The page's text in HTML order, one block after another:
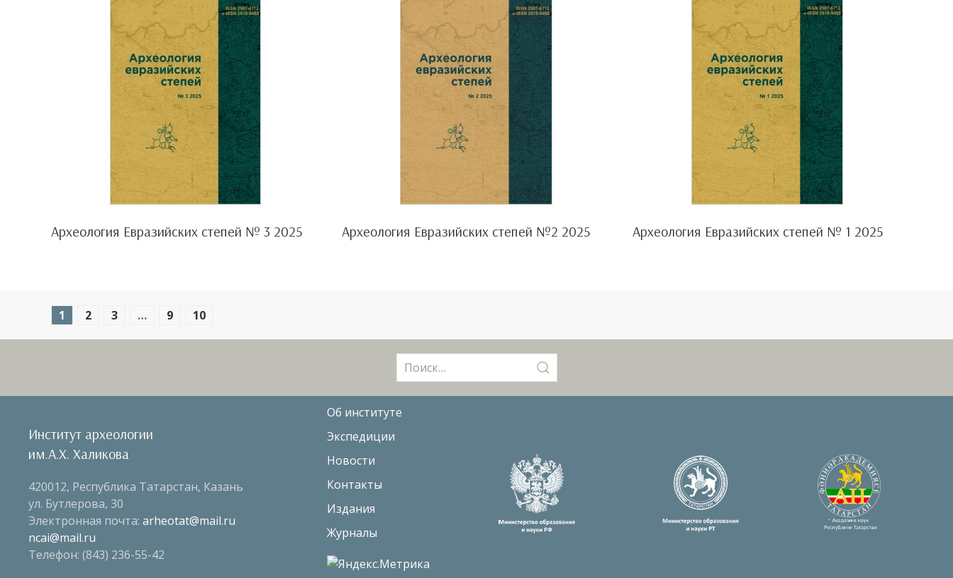
Археология Евразийских степей № 3 2025 Археология Евразийских степей №2 2025 Археология Евразийских степей № 1 2025
1 2 3 … 9 10
Институт археологии
им.А.Х. Халикова
420012, Республика Татарстан, Казань
ул. Бутлерова, 30
Электронная почта: arheotat@mail.ru
ncai@mail.ru
Телефон: (843) 236-55-42
Об институте
Экспедиции
Новости
Контакты
Издания
Журналы